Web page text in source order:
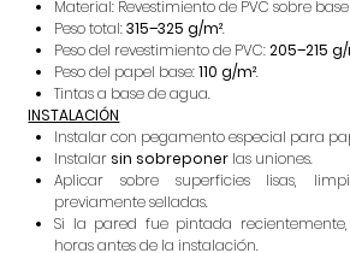
Material: Revestimiento de PVC sobre
Peso total:315–325 g/m².
Peso del revestimiento de PVC:205–215 g/
Peso del papel base:110 g/m².
Tintas a base de agua.
INSTALACIÓN
Instalar con pegamento especial para
Instalar sin sobreponer las uniones.
Aplicar sobre superficies lisas,
previamente selladas.
Si la pared fue pintada
horas antes de la instalación.